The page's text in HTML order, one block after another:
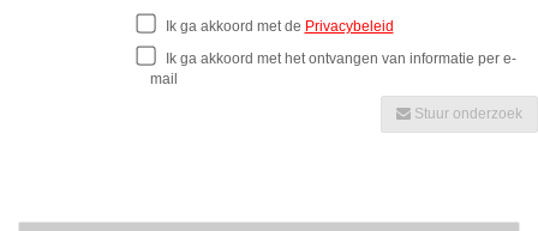
Ik ga akkoord met de Privacybeleid
Ik ga akkoord met het ontvangen van informatie per e-
mail
Stuur onderzoek